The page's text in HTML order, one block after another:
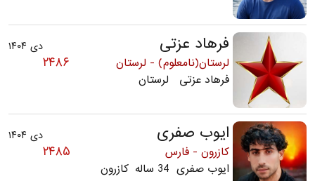
دی ۱۴۰۴ فرهاد عزتی
۲۴۸۶
لرستان(نامعلوم) - لرستان
فرهاد عزتی لرستان
دی ۱۴۰۴ ایوب صفری
۲۴۸۵
کازرون - فارس
ایوب صفری 34 ساله کازرون